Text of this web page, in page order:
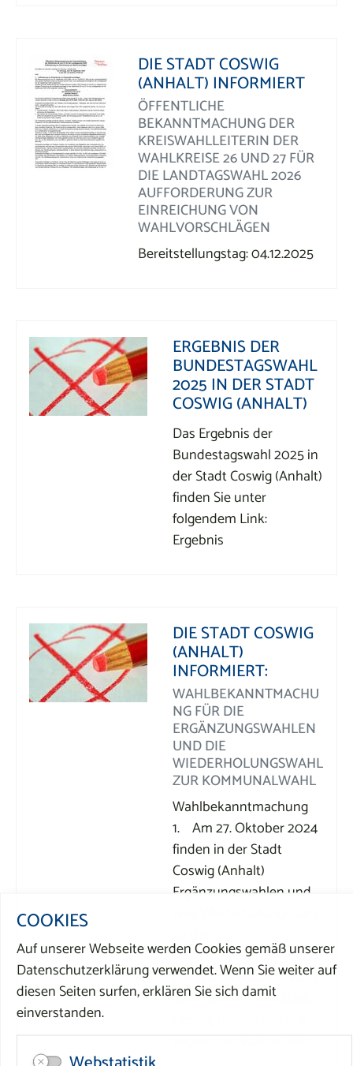
COOKIES
Auf unserer Webseite werden Cookies gemäß unserer
Datenschutzerklärung verwendet. Wenn Sie weiter auf
diesen Seiten surfen, erklären Sie sich damit
einverstanden.
DIE STADT COSWIG
(ANHALT) INFORMIERT
ÖFFENTLICHE
BEKANNTMACHUNG DER
KREISWAHLLEITERIN DER
WAHLKREISE 26 UND 27 FÜR
DIE LANDTAGSWAHL 2026
AUFFORDERUNG ZUR
EINREICHUNG VON
WAHLVORSCHLÄGEN
Bereitstellungstag: 04.12.2025
ERGEBNIS DER
BUNDESTAGSWAHL
2025 IN DER STADT
COSWIG (ANHALT)
Das Ergebnis der
Bundestagswahl 2025 in
der Stadt Coswig (Anhalt)
finden Sie unter
folgendem Link:
Ergebnis
DIE STADT COSWIG
(ANHALT)
INFORMIERT:
WAHLBEKANNTMACHU
NG FÜR DIE
ERGÄNZUNGSWAHLEN
UND DIE
WIEDERHOLUNGSWAHL
ZUR KOMMUNALWAHL
Wahlbekanntmachung
1. Am 27. Oktober 2024
finden in der Stadt
Coswig (Anhalt)
Ergänzungswahlen und
Kommunalwahlen statt.
Die Wahlen dauern von 8
bis 18 Uhr. 2. Die Stadt